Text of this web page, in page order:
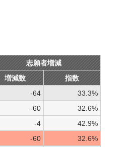
志願者増減
増減数
指数
-64
33.3%
-60
32.6%
-4
42.9%
-60
32.6%